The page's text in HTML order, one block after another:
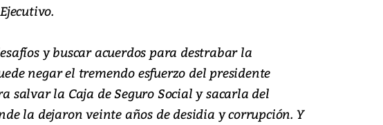
y buscar acuerdos para destrabar la
negar el tremendo esfuerzo del presidente
salvar la Caja de Seguro Social y sacarla del
la dejaron veinte años de desidia y corrupción. Y